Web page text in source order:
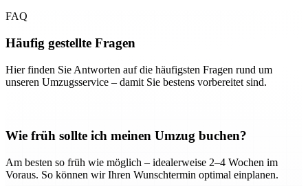
FAQ
Häufig gestellte Fragen
Hier finden Sie Antworten auf die häufigsten Fragen rund um
unseren Umzugsservice – damit Sie bestens vorbereitet sind.
Wie früh sollte ich meinen Umzug buchen?
Am besten so früh wie möglich – idealerweise 2–4 Wochen im
Voraus. So können wir Ihren Wunschtermin optimal einplanen.